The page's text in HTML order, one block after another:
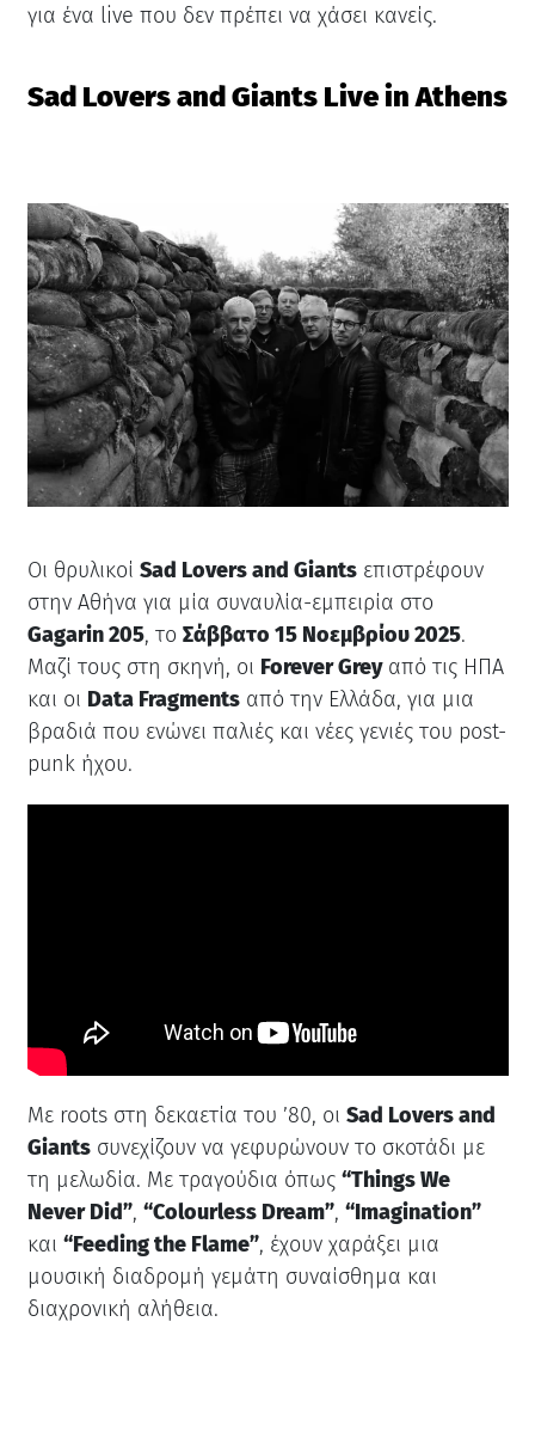
για ένα live που δεν πρέπει να χάσει κανείς.
Sad Lovers and Giants Live in Athens
Οι θρυλικοί Sad Lovers and Giantsεπιστρέφουν
στην Αθήνα για μία συναυλία-εμπειρία στο
Gagarin 205, το Σάββατο 15 Νοεμβρίου 2025.
Μαζί τους στη σκηνή, οι Forever Greyαπό τις ΗΠΑ
και οι Data Fragmentsαπό την Ελλάδα, για μια
βραδιά που ενώνει παλιές και νέες γενιές του post-
punk ήχου.
Με roots στη δεκαετία του ’80, οι Sad Lovers and
Giantsσυνεχίζουν να γεφυρώνουν το σκοτάδι με
τη μελωδία. Με τραγούδια όπως “Things We
Never Did”, “Colourless Dream”, “Imagination”
και “Feeding the Flame”, έχουν χαράξει μια
μουσική διαδρομή γεμάτη συναίσθημα και
διαχρονική αλήθεια.